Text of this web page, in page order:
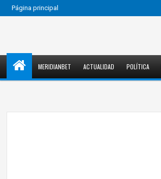
Página principal
MERIDIANBET ACTUALIDAD POLÍTICA